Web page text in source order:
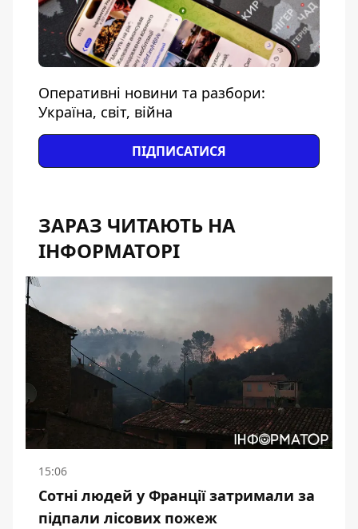
Оперативні новини та разбори:
Україна, світ, війна
ПІДПИСАТИСЯ
ЗАРАЗ ЧИТАЮТЬ НА
ІНФОРМАТОРІ
15:06
Сотні людей у Франції затримали за
підпали лісових пожеж